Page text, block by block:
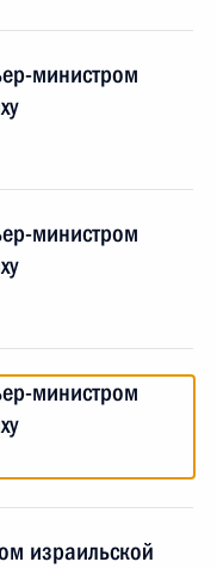
министром
министром
министром
израильской